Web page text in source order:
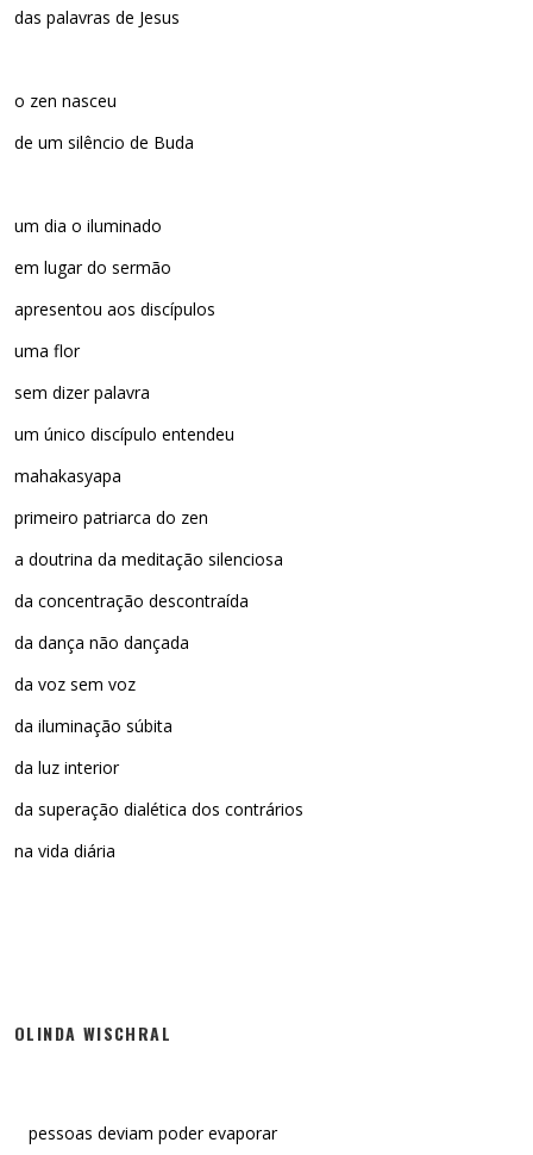
das palavras de Jesus
o zen nasceu
de um silêncio de Buda
um dia o iluminado
em lugar do sermão
apresentou aos discípulos
uma flor
sem dizer palavra
um único discípulo entendeu
mahakasyapa
primeiro patriarca do zen
a doutrina da meditação silenciosa
da concentração descontraída
da dança não dançada
da voz sem voz
da iluminação súbita
da luz interior
da superação dialética dos contrários
na vida diária
OLINDA WISCHRAL
pessoas deviam poder evaporar